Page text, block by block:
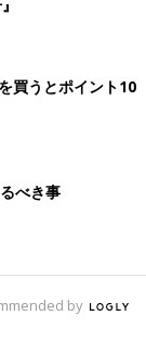
のときに、十
ってあげられな
ないという可能
どうして諦めな
、私たちでこの
でしたし、夫も
持ちをしっかり
た。
買うとポイント10
べき事
by